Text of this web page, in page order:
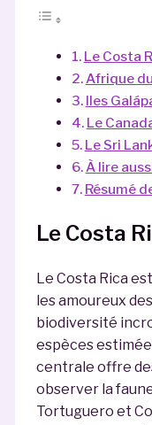
Le Costa
Afrique
Iles
Le
Le Sri
À lire
Résumé
Le Costa
Le Costa Rica
les amoureux
biodiversité
espèces
centrale offre
observer la
Tortuguero et